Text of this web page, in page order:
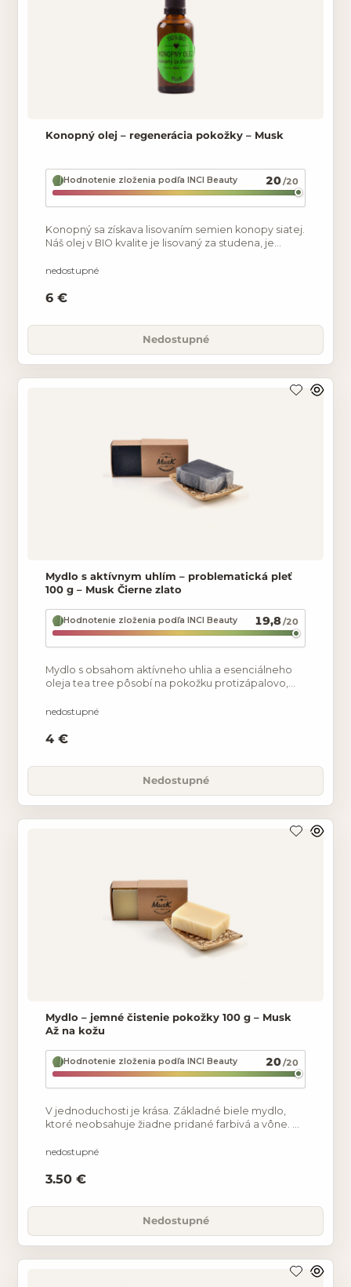
Konopný olej – regenerácia pokožky – Musk
Hodnotenie zloženia podľa INCI Beauty 20/20
Konopný sa získava lisovaním semien konopy siatej.
Náš olej v BIO kvalite je lisovaný za studena, je
nedostupné
6 €
Nedostupné
Mydlo s aktívnym uhlím – problematická pleť
100 g – Musk Čierne zlato
Hodnotenie zloženia podľa INCI Beauty 19,8/20
Mydlo s obsahom aktívneho uhlia a esenciálneho
oleja tea tree pôsobí na pokožku protizápalovo,
svrbenie
nedostupné
4 €
Nedostupné
Mydlo – jemné čistenie pokožky 100 g – Musk
Až na kožu
Hodnotenie zloženia podľa INCI Beauty 20/20
V jednoduchosti je krása. Základné biele mydlo,
ktoré neobsahuje žiadne pridané farbivá a vône. Až
nedostupné
3.50 €
Nedostupné